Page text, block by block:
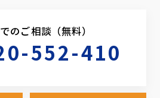
のご相談（無料）
552-410